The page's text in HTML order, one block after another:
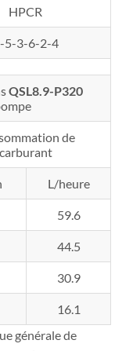
HPCR
5-3-6-2-4
QSL8.9-P320
de
carburant
L/heure
59.6
44.5
30.9
16.1
générale de